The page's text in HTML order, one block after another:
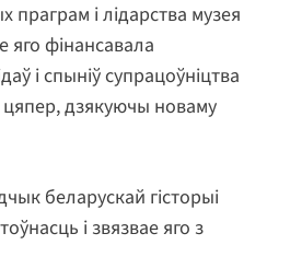
праграм і лідарства музея
яго фінансавала
і спыніў супрацоўніцтва
цяпер, дзякуючы новаму
беларускай гісторыі
і звязвае яго з